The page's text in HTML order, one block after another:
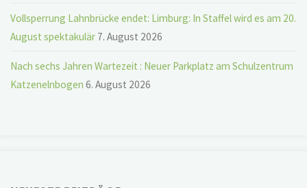
Vollsperrung Lahnbrücke endet: Limburg: In Staffel wird es am 20.
August spektakulär 7. August 2026
Nach sechs Jahren Wartezeit : Neuer Parkplatz am Schulzentrum
Katzenelnbogen 6. August 2026